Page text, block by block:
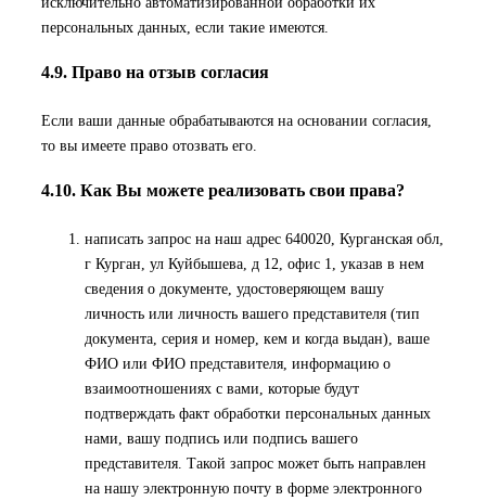
персональных данных, если такие имеются.
4.9. Право на отзыв согласия
Если ваши данные обрабатываются на основании согласия,
то вы имеете право отозвать его.
4.10. Как Вы можете реализовать свои права?
написать запрос на наш адрес 640020, Курганская обл,
г Курган, ул Куйбышева, д 12, офис 1, указав в нем
сведения о документе, удостоверяющем вашу
личность или личность вашего представителя (тип
документа, серия и номер, кем и когда выдан), ваше
ФИО или ФИО представителя, информацию о
взаимоотношениях с вами, которые будут
подтверждать факт обработки персональных данных
нами, вашу подпись или подпись вашего
представителя. Такой запрос может быть направлен
на нашу электронную почту в форме электронного